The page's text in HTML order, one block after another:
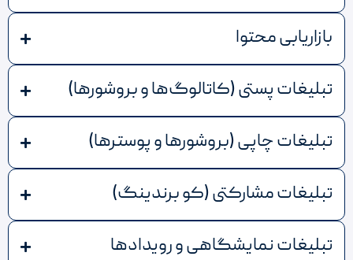
بازاریابی محتوا
تبلیغات پستی (کاتالوگ‌ها و بروشورها)
تبلیغات چاپی (بروشورها و پوسترها)
تبلیغات مشارکتی (کو برندینگ)
تبلیغات نمایشگاهی و رویدادها